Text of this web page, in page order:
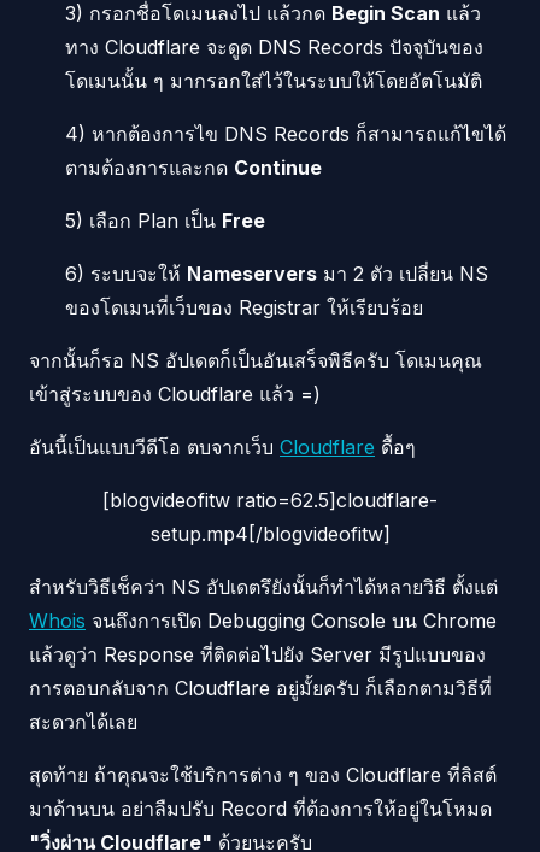
3) กรอกชื่อโดเมนลงไป แล้วกด Begin Scan แล้ว
ทาง Cloudflare จะดูด DNS Records ปัจจุบันของ
โดเมนนั้น ๆ มากรอกใส่ไว้ในระบบให้โดยอัตโนมัติ
4) หากต้องการไข DNS Records ก็สามารถแก้ไขได้
ตามต้องการและกด Continue
5) เลือก Plan เป็น Free
6) ระบบจะให้ Nameservers มา 2 ตัว เปลี่ยน NS
ของโดเมนที่เว็บของ Registrar ให้เรียบร้อย
จากนั้นก็รอ NS อัปเดตก็เป็นอันเสร็จพิธีครับ โดเมนคุณ
เข้าสู่ระบบของ Cloudflare แล้ว =)
อันนี้เป็นแบบวีดีโอ ตบจากเว็บ Cloudflare ดื้อๆ
[blogvideofitw ratio=62.5]cloudflare-
setup.mp4[/blogvideofitw]
สำหรับวิธีเช็คว่า NS อัปเดตรึยังนั้นก็ทำได้หลายวิธี ตั้งแต่
Whois จนถึงการเปิด Debugging Console บน Chrome
แล้วดูว่า Response ที่ติดต่อไปยัง Server มีรูปแบบของ
การตอบกลับจาก Cloudflare อยู่มั้ยครับ ก็เลือกตามวิธีที่
สะดวกได้เลย
สุดท้าย ถ้าคุณจะใช้บริการต่าง ๆ ของ Cloudflare ที่ลิสต์
มาด้านบน อย่าลืมปรับ Record ที่ต้องการให้อยู่ในโหมด
"วิ่งผ่าน Cloudflare" ด้วยนะครับ